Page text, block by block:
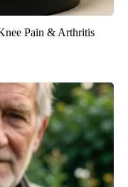
Pain & Arthritis